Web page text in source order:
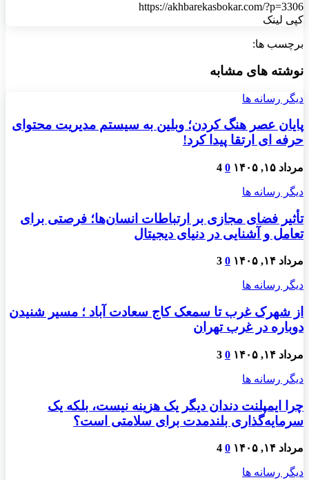
https://akhbarekasbokar.com/?p=3306
کپی لینک
برچسب ها:
نوشته های مشابه
دیگر رسانه ها
پایان عصر هنگ کردن؛ وبلین به سیستم مدیریت محتوای
حرفه ای ارتقا پیدا کرد!
مرداد ۱۵, ۱۴۰۵ 0
4
دیگر رسانه ها
تأثیر فضای مجازی بر ارتباطات انسان‌ها؛ فرصتی برای
تعامل و آشنایی در دنیای دیجیتال
مرداد ۱۴, ۱۴۰۵ 0
3
دیگر رسانه ها
از شهرک غرب تا سمعک کاج سعادت آباد ؛ مسیر شنیدن
دوباره در غرب تهران
مرداد ۱۴, ۱۴۰۵ 0
3
دیگر رسانه ها
چرا ایمپلنت دندان دیگر یک هزینه نیست، بلکه یک
سرمایه‌گذاری بلندمدت برای سلامتی است؟
مرداد ۱۴, ۱۴۰۵ 0
4
دیگر رسانه ها